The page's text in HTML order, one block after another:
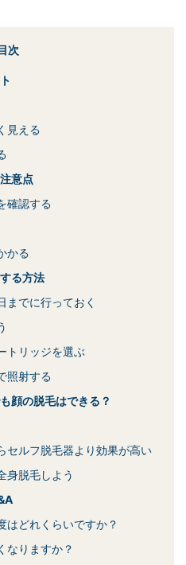
次
見える
意点
確認する
かる
る方法
までに行っておく
トリッジを選ぶ
照射する
顔の脱毛はできる？
セルフ脱毛器より効果が高い
身脱毛しよう
はどれくらいですか？
なりますか？